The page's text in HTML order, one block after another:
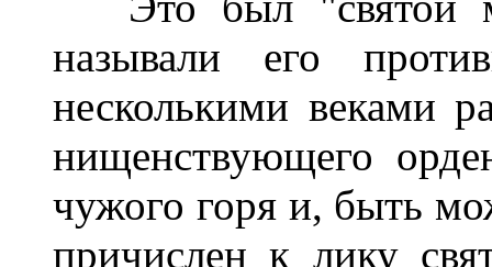
называли его
несколькими веками
нищенствующего
чужого горя и, быть
причислен к лику